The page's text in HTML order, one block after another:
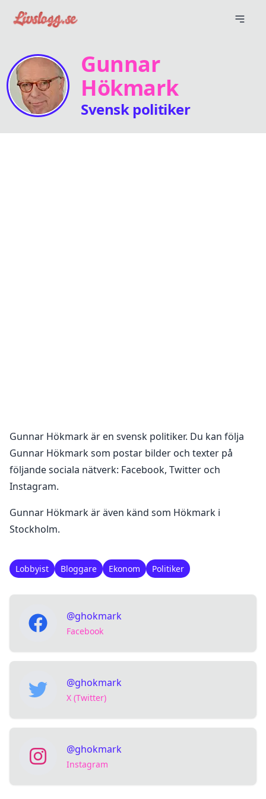
Gunnar
Hökmark
Svensk politiker
Gunnar Hökmarkär en svensk politiker. Du kan följa
Gunnar Hökmarksom postar bilder och texter på
följande sociala nätverk: Facebook, Twitter och
Instagram.
Gunnar Hökmark är även känd som Hökmark i
Stockholm.
Lobbyist Bloggare Ekonom Politiker
@ghokmark
Facebook
@ghokmark
X (Twitter)
@ghokmark
Instagram